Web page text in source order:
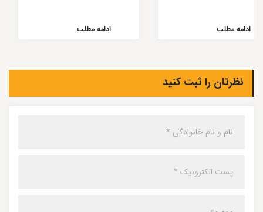
ادامه مطلب ادامه مطلب
نظرتان را ثبت کنید